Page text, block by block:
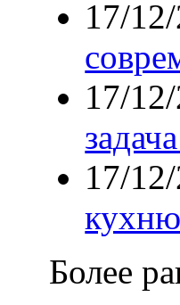
17/
17/
17/
кухню
Более